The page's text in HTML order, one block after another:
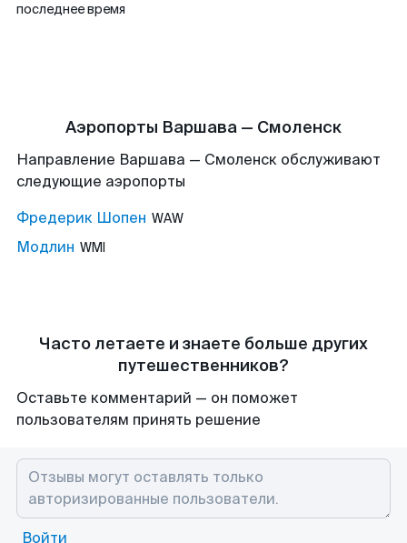
последнее время
Аэропорты Варшава — Смоленск
Направление Варшава — Смоленск обслуживают
следующие аэропорты
Фредерик Шопен WAW
Модлин WMI
Часто летаете и знаете больше других
путешественников?
Оставьте комментарий — он поможет
пользователям принять решение
Войти